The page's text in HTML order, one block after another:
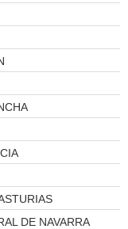
DE NAVARRA